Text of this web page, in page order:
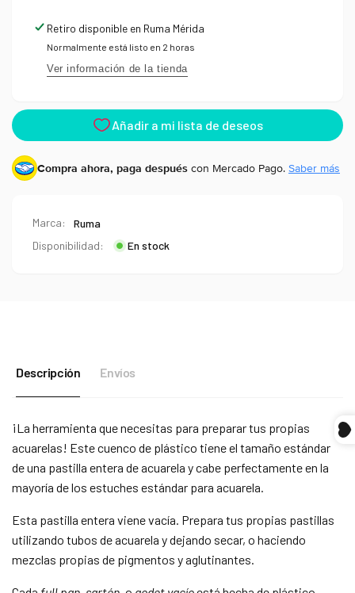
Retiro disponible en Ruma Mérida
Normalmente está listo en 2 horas
Ver información de la tienda
Compra ahora, paga después con Mercado Pago. Saber más
Marca:
Ruma
Disponibilidad:
En stock
Descripción Envíos
¡La herramienta que necesitas para preparar tus propias
acuarelas! Este cuenco de plástico tiene el tamaño estándar
de una pastilla entera de acuarela y cabe perfectamente en la
mayoría de los estuches estándar para acuarela.
Esta pastilla entera viene vacía. Prepara tus propias pastillas
utilizando tubos de acuarela y dejando secar, o haciendo
mezclas propias de pigmentos y aglutinantes.
sin tarjeta de crédito
1 Agrega tu producto al carrito yelige pagar
con Meses sin Tarjeta.
cantidad de meses y confirma.
3
con saldo disponible,
débito u otros medios.
Crédito sujeto a aprobación.